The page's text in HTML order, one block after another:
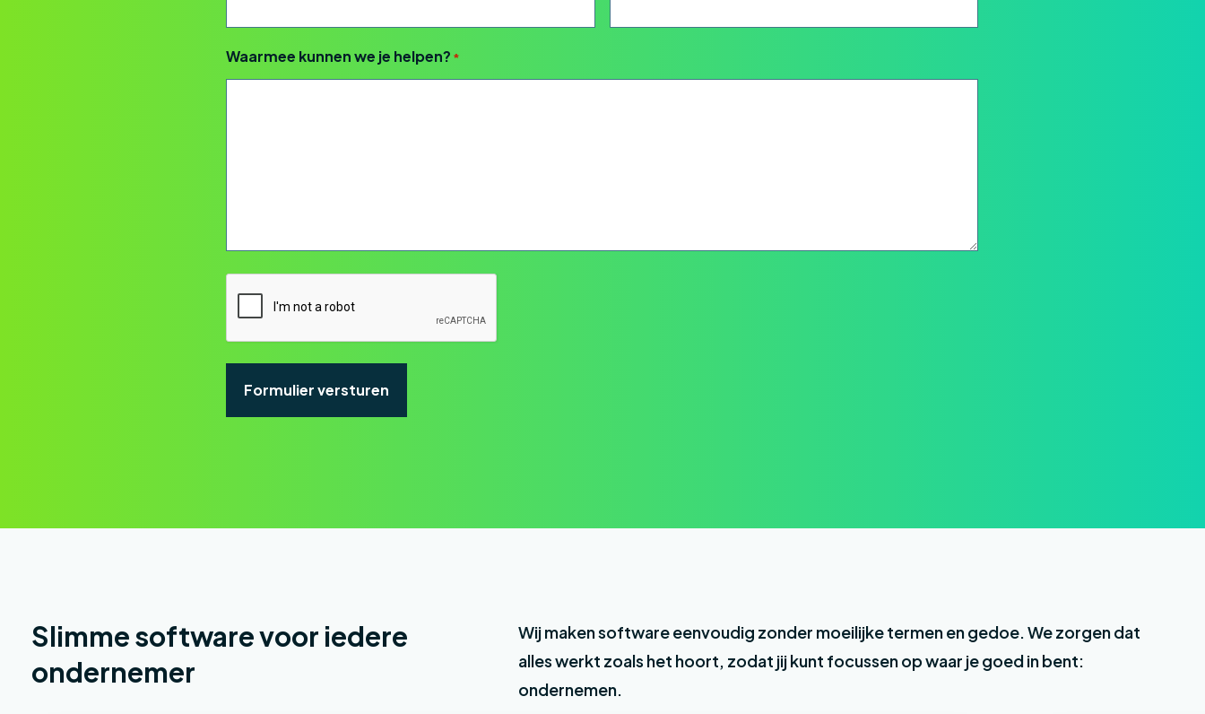
Waarmee kunnen we je helpen? *
Formulier versturen
Slimme software voor iedere
ondernemer
Wij maken software eenvoudig zonder moeilijke termen en gedoe. We zorgen dat
alles werkt zoals het hoort, zodat jij kunt focussen op waar je goed in bent:
ondernemen.